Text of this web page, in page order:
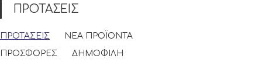
ΠΡΟΤΑΣΕΙΣ
ΠΡΟΤΑΣΕΙΣ
ΝΕΑ ΠΡΟΪΟΝΤΑ
ΠΡΟΣΦΟΡΕΣ
ΔΗΜΟΦΙΛΗ